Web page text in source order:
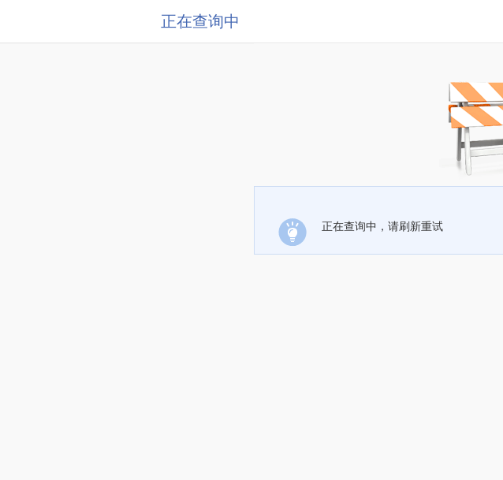
正在查询中
正在查询中，请刷新重试